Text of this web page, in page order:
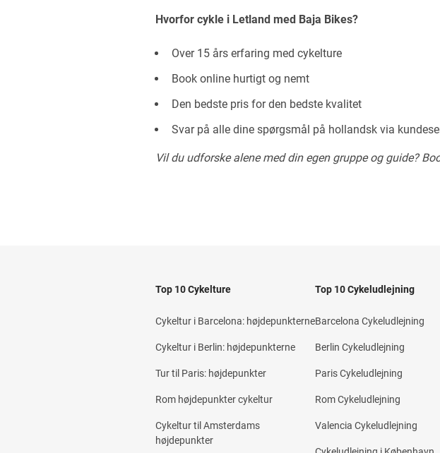
Hvorfor cykle i Letland med Baja Bikes?
Over 15 års erfaring med cykelture
Book online hurtigt og nemt
Den bedste pris for den bedste kvalitet
Svar på alle dine spørgsmål på hollandsk via
Vil du udforske alene med din egen gruppe og guide?
Top 10 Cykelture
Cykeltur i Barcelona: højdepunkterne
Cykeltur i Berlin: højdepunkterne
Tur til Paris: højdepunkter
Rom højdepunkter cykeltur
Cykeltur til Amsterdams
højdepunkter
Top 10 Cykeludlejning
Barcelona Cykeludlejning
Berlin Cykeludlejning
Paris Cykeludlejning
Rom Cykeludlejning
Valencia Cykeludlejning